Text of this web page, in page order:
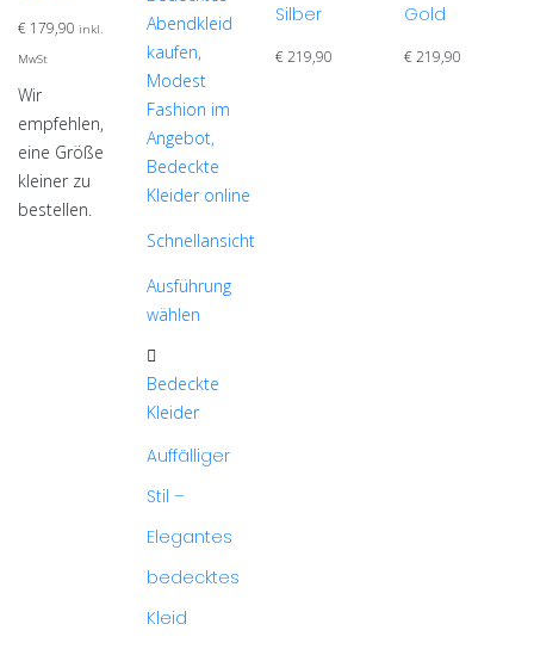
€ 179,90 inkl.
MwSt
Wir
empfehlen,
eine Größe
kleiner zu
bestellen.
Schnellansicht
Ausführung
wählen
Varianten
auf.
Optionen
können
der
Bedeckte
Kleider
Auffälliger
Stil –
Elegantes
bedecktes
Kleid
auf.
Silber
€219,90
auf.
Gold
€219,90